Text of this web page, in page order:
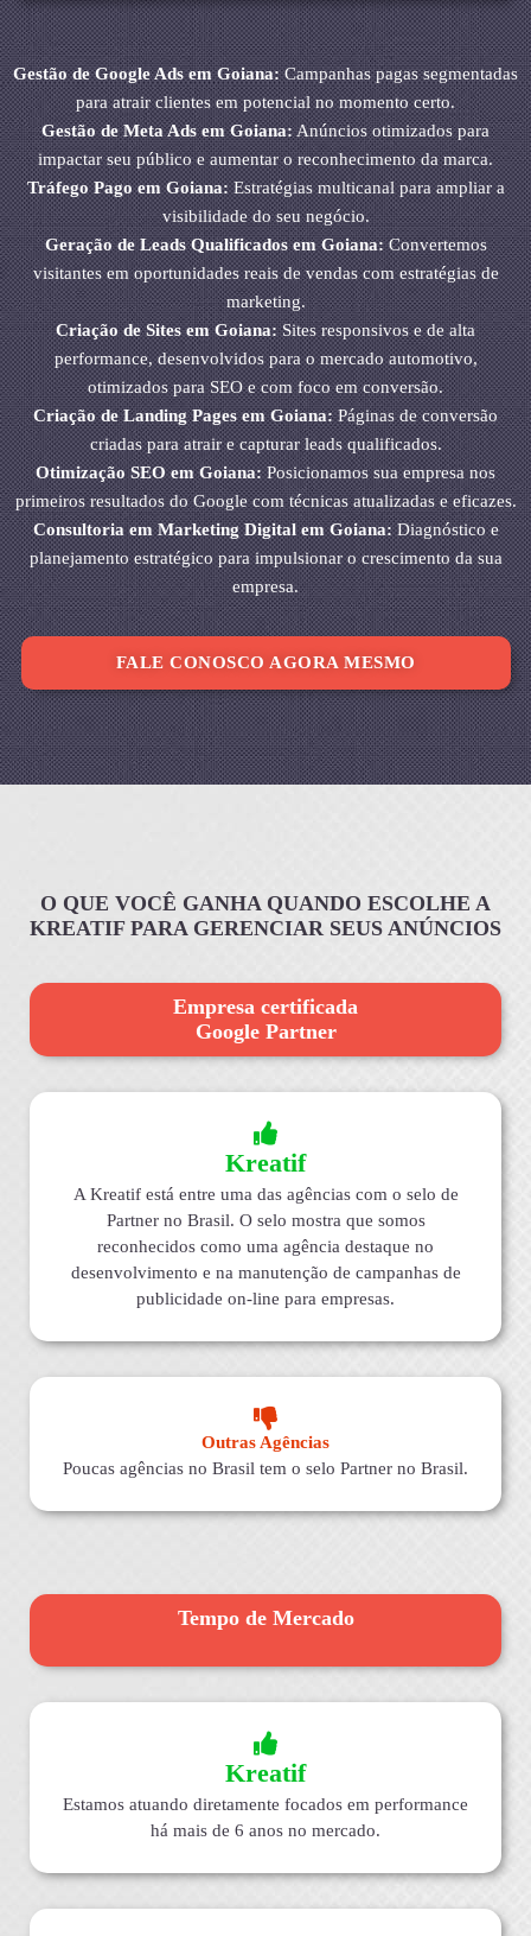
Gestão de Google Ads em Goiana:Campanhas pagas segmentadas
para atrair clientes em potencial no momento certo.
Gestão de Meta Ads em Goiana:Anúncios otimizados para
impactar seu público e aumentar o reconhecimento da marca.
Tráfego Pago em Goiana:Estratégias multicanal para ampliar a
visibilidade do seu negócio.
Geração de Leads Qualificados em Goiana:Convertemos
visitantes em oportunidades reais de vendas com estratégias de
marketing.
Criação de Sites em Goiana:Sites responsivos e de alta
performance, desenvolvidos para o mercado automotivo,
otimizados para SEO e com foco em conversão.
Criação de Landing Pages em Goiana:Páginas de conversão
criadas para atrair e capturar leads qualificados.
Otimização SEO em Goiana:Posicionamos sua empresa nos
primeiros resultados do Google com técnicas atualizadas e eficazes.
Consultoria em Marketing Digital em Goiana:Diagnóstico e
planejamento estratégico para impulsionar o crescimento da sua
empresa.
FALE CONOSCO AGORA MESMO
O QUE VOCÊ GANHA QUANDO ESCOLHE A
KREATIF PARA GERENCIAR SEUS ANÚNCIOS
Empresa certificada
Google Partner
Kreatif
A Kreatif está entre uma das agências com o selo de
Partner no Brasil. O selo mostra que somos
reconhecidos como uma agência destaque no
desenvolvimento e na manutenção de campanhas de
publicidade on-line para empresas.
Outras Agências
Poucas agências no Brasil tem o selo Partner no Brasil.
Tempo de Mercado
Kreatif
Estamos atuando diretamente focados em performance
há mais de 6 anos no mercado.